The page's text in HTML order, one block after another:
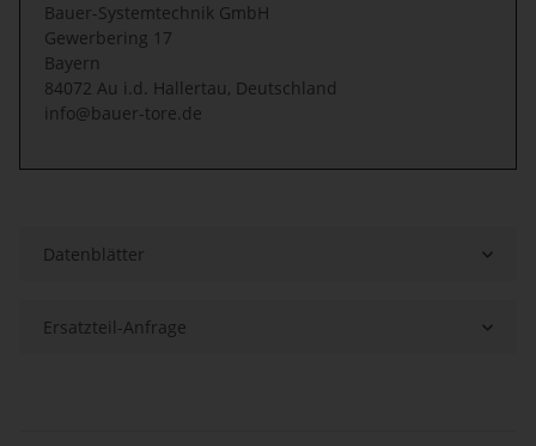
Bauer-Systemtechnik GmbH
Gewerbering 17
Bayern
84072 Au i.d. Hallertau, Deutschland
info@bauer-tore.de
Datenblätter
Ersatzteil-Anfrage